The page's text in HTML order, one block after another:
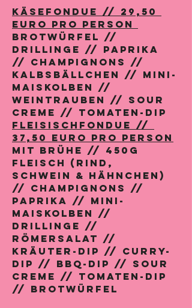
Käsefondue // 29,50
Euro pro Person
BROTWÜRFEL //
DRILLINGE // PAPRIKA
// CHAMPIGNONS //
KALBSBÄLLCHEN // MINI-
MAISKOLBEN //
WEINTRAUBEN // SOUR
CREME // TOMATEN-DIP
Fleisischfondue //
MIT BRÜHE // 450G
FLEISCH (RIND,
SCHWEIN & HÄHNCHEN)
// CHAMPIGNONS //
PAPRIKA // MINI-
MAISKOLBEN //
DRILLINGE //
RÖMERSALAT //
KRÄUTER-DIP // CURRY-
DIP // BBQ-DIP // SOUR
CREME // TOMATEN-DIP
// BROTWÜRFEL